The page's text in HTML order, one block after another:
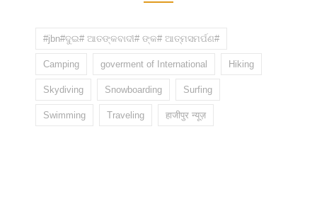
#jbn#ଦୁଇ# ଆତଙ୍କବାଦୀ# ଙ୍କ# ଆତ୍ମସମର୍ପଣ#
Camping goverment of International Hiking
Skydiving Snowboarding Surfing
Swimming Traveling हाजीपुर न्यूज़